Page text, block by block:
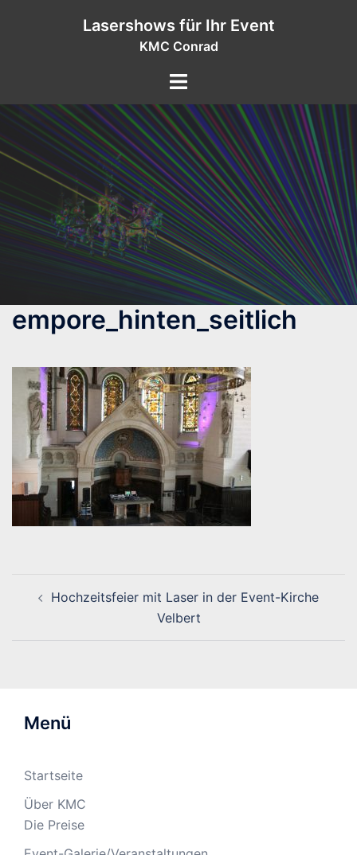
Lasershows für Ihr Event
KMC Conrad
empore_hinten_seitlich
Hochzeitsfeier mit Laser in der Event-Kirche
Velbert
Menü
Startseite
Über KMC
Die Preise